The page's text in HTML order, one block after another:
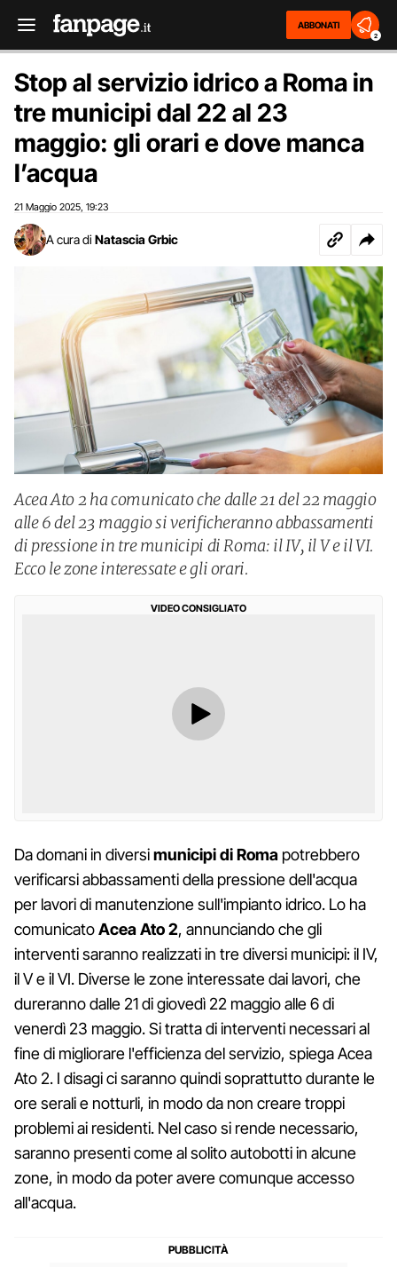
ABBONATI
2
Stop al servizio idrico a Roma in
tre municipi dal 22 al 23
maggio: gli orari e dove manca
l’acqua
21 Maggio 2025 19:23
A cura di Natascia Grbic
Acea Ato 2 ha comunicato che dalle 21 del 22 maggio
alle 6 del 23 maggio si verificheranno abbassamenti
di pressione in tre municipi di Roma: il IV, il V e il VI.
Ecco le zone interessate e gli orari.
VIDEO CONSIGLIATO
Da domani in diversimunicipi di Roma potrebbero
verificarsi abbassamenti della pressione dell'acqua
per lavori di manutenzione sull'impianto idrico. Lo ha
comunicatoAcea Ato 2, annunciando che gli
interventi saranno realizzati in tre diversi municipi: il IV,
il V e il VI. Diverse le zone interessate dai lavori, che
dureranno dalle 21 di giovedì 22 maggio alle 6 di
venerdì 23 maggio. Si tratta di interventi necessari al
fine di migliorare l'efficienza del servizio, spiega Acea
Ato 2. I disagi ci saranno quindi soprattutto durante le
ore serali e notturli, in modo da non creare troppi
problemi ai residenti. Nel caso si rende necessario,
saranno presenti come al solito autobotti in alcune
zone, in modo da poter avere comunque accesso
all'acqua.